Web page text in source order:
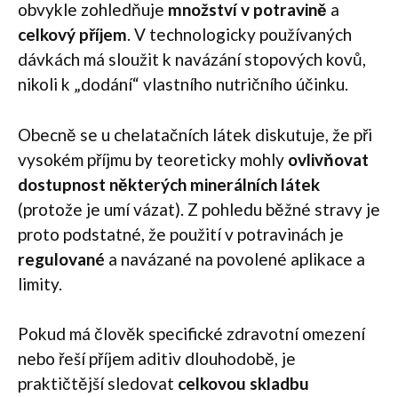
obvykle zohledňuje množství v potravině a
celkový příjem. V technologicky používaných
dávkách má sloužit k navázání stopových kovů,
nikoli k „dodání“ vlastního nutričního účinku.
Obecně se u chelatačních látek diskutuje, že při
vysokém příjmu by teoreticky mohly ovlivňovat
dostupnost některých minerálních látek
(protože je umí vázat). Z pohledu běžné stravy je
proto podstatné, že použití v potravinách je
regulované a navázané na povolené aplikace a
limity.
Pokud má člověk specifické zdravotní omezení
nebo řeší příjem aditiv dlouhodobě, je
praktičtější sledovat celkovou skladbu